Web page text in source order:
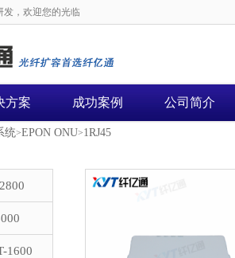
发，欢迎您的光临
方案 成功案例 公司简介
统>EPON ONU>1RJ45
1600